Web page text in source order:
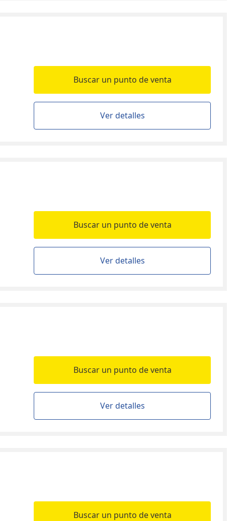
Buscar un punto de venta
Ver detalles
Buscar un punto de venta
Ver detalles
Buscar un punto de venta
Ver detalles
Buscar un punto de venta